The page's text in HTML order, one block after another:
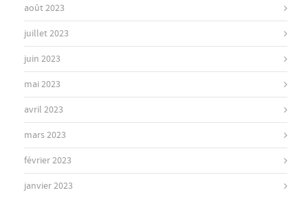
août 2023
juillet 2023
juin 2023
mai 2023
avril 2023
mars 2023
février 2023
janvier 2023